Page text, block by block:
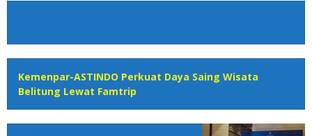
Kemenpar-ASTINDO Perkuat Daya Saing Wisata
Belitung Lewat Famtrip